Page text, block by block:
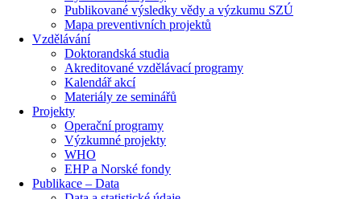
Publikované výsledky vědy a výzkumu SZÚ
Mapa preventivních projektů
Vzdělávání
Doktorandská studia
Akreditované vzdělávací programy
Kalendář akcí
Materiály ze seminářů
Projekty
Operační programy
Výzkumné projekty
WHO
EHP a Norské fondy
Publikace – Data